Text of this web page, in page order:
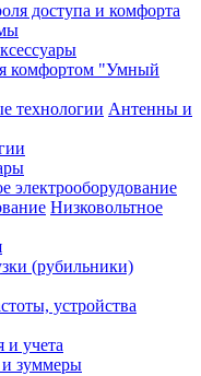
доступа и комфорта
комфортом "Умный
Антенны и
электрооборудование
Низковольтное
(рубильники)
устройства
учета
зуммеры